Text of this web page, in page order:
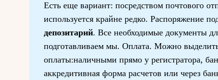
Есть еще вариант: посредством почтового
используется крайне редко. Распоряжение
депозитарий. Все необходимые документы
подготавливаем мы. Оплата. Можно
оплаты:наличными прямо у регистратора,
аккредитивная форма расчетов или через